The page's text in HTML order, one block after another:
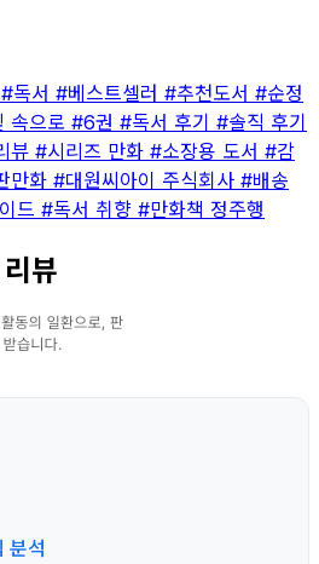
#독서 #베스트셀러 #추천도서 #순정
속으로 #6권 #독서 후기 #솔직 후기
뷰 #시리즈 만화 #소장용 도서 #감
만화 #대원씨아이 주식회사 #배송
드 #독서 취향 #만화책 정주행
뷰
분석